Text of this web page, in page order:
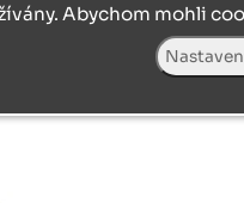
5100 A/B klasik smrk
Abychom mohli